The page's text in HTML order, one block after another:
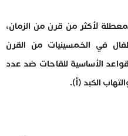
لأكثر من قرن من الزمان،
في الخمسينيات من القرن
الأساسية للقاحات ضد عدد
الكبد (أ).